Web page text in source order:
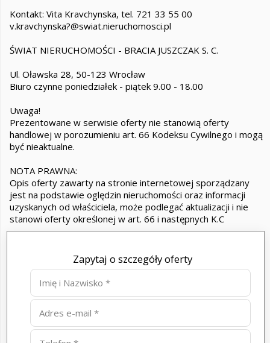
Kontakt: Vita Kravchynska, tel. 721 33 55 00
v.kravchynska?@swiat.nieruchomosci.pl
ŚWIAT NIERUCHOMOŚCI - BRACIA JUSZCZAK S. C.
Ul. Oławska 28, 50-123 Wrocław
Biuro czynne poniedziałek - piątek 9.00 - 18.00
Uwaga!
Prezentowane w serwisie oferty nie stanowią oferty
handlowej w porozumieniu art. 66 Kodeksu Cywilnego i mogą
być nieaktualne.
NOTA PRAWNA:
Opis oferty zawarty na stronie internetowej sporządzany
jest na podstawie oględzin nieruchomości oraz informacji
uzyskanych od właściciela, może podlegać aktualizacji i nie
stanowi oferty określonej w art. 66 i następnych K.C
Zapytaj o szczegóły oferty